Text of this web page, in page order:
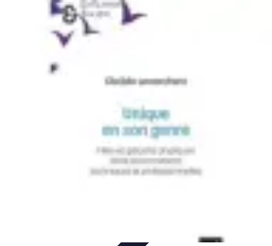
Passion du Padel
Culture et PratiqueInspiration Équipement et Matériel
Développement Personnel
Passion du Padel